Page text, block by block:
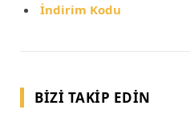
İndirim Kodu
BIZI TAKIP EDIN